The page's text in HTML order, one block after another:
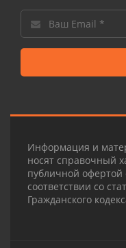
Информация и
носят справочный
публичной
соответствии со
Гражданского